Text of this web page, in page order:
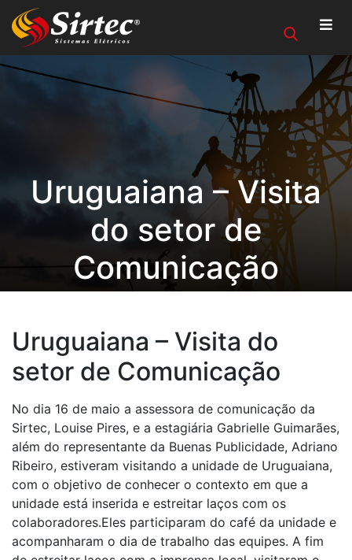
Uruguaiana – Visita
do setor de
Comunicação
Uruguaiana – Visita do
setor de Comunicação
No dia 16 de maio a assessora de comunicação da
Sirtec, Louise Pires, e a estagiária Gabrielle Guimarães,
além do representante da Buenas Publicidade, Adriano
Ribeiro, estiveram visitando a unidade de Uruguaiana,
com o objetivo de conhecer o contexto em que a
unidade está inserida e estreitar laços com os
colaboradores.Eles participaram do café da unidade e
acompanharam o dia de trabalho das equipes. A fim